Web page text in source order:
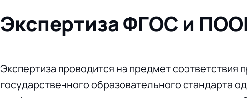
Экспертиза ФГОС и
Экспертиза проводится на предмет соответствия
государственного образовательного стандарта